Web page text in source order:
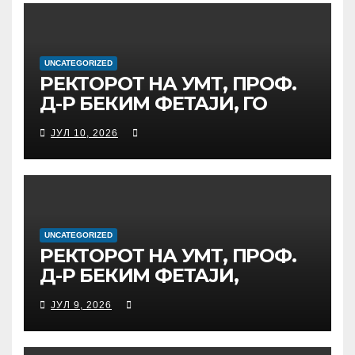
МЕЃУНАРОДНАТА
ДИГИТАЛНО
ОБРАЗОВАНИЕ И
ГЛОБАЛНО ГРАЃАНСТВО
UNCATEGORIZED
РЕКТОРОТ НА УМТ, ПРОФ.
Д-Р БЕКИМ ФЕТАЈИ, ГО
ПРЕЧЕКА НА ОФИЦИЈАЛНА
СРЕДБА ГЕНЕРАЛНИОТ
ДИРЕКТОР НА АД МЕПСО,
Д-Р БУРИМ ЛАТИФИ
ЈУЛ 10, 2026
UNCATEGORIZED
РЕКТОРОТ НА УМТ, ПРОФ.
Д-Р БЕКИМ ФЕТАЈИ,
ОДРЖА РАБОТНА СРЕДБА
СО ДИРЕКТОРОТ ОД
УНИВЕРЗИТЕТОТ SUBÜ ОД
ЈУЛ 9, 2026